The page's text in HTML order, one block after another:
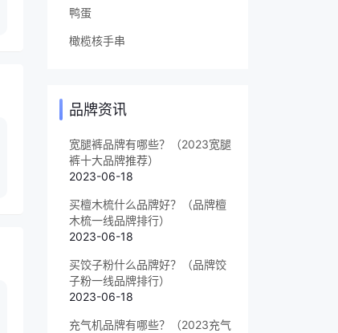
鸭蛋
橄榄核手串
品牌资讯
宽腿裤品牌有哪些？（2023宽腿
裤十大品牌推荐）
2023-06-18
买檀木梳什么品牌好？（品牌檀
木梳一线品牌排行）
2023-06-18
买饺子粉什么品牌好？（品牌饺
子粉一线品牌排行）
2023-06-18
充气机品牌有哪些？（2023充气